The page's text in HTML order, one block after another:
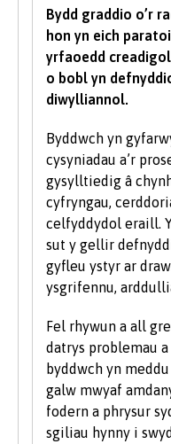
I astudio cwrs
isafswm o
cyrsiau yn gofyn
penodol. Yn
astudio gyda ni,
ychwanegol yn
wedi eu nodi'n glir
cwrs-benodol. Am
tariff UCAS, ewch i
Mae angen i bob
sylfaenol da ac
gwerth mewn
gymwysterau,
ystyried pob cais
Brifysgol, rydym
ddarpar fyfyrwyr
myfyriwr arall.
Bydd graddio o’r
hon yn eich
yrfaoedd
o bobl yn
diwylliannol.
Byddwch yn
cysyniadau a’r
gysylltiedig â
cyfryngau,
celfyddydol eraill.
sut y gellir
gyfleu ystyr ar
ysgrifennu,
Fel rhywun a all
datrys problemau
byddwch yn
galw mwyaf
fodern a phrysur
sgiliau hynny i